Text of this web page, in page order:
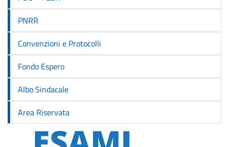
PNRR
Convenzioni e Protocolli
Fondo Espero
Albo Sindacale
Area Riservata